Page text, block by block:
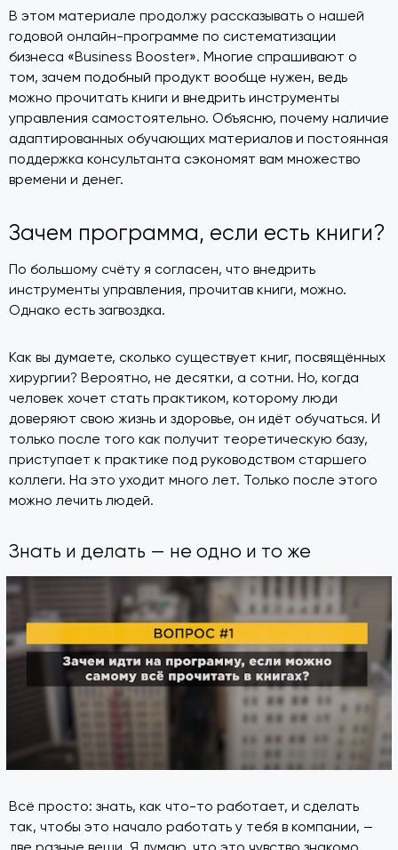
В этом материале продолжу рассказывать о нашей
годовой онлайн-программе по систематизации
бизнеса «Business Booster». Многие спрашивают о
том, зачем подобный продукт вообще нужен, ведь
можно прочитать книги и внедрить инструменты
управления самостоятельно. Объясню, почему наличие
адаптированных обучающих материалов и постоянная
поддержка консультанта сэкономят вам множество
времени и денег.
Зачем программа, если есть книги?
По большому счёту я согласен, что внедрить
инструменты управления, прочитав книги, можно.
Однако есть загвоздка.
Как вы думаете, сколько существует книг, посвящённых
хирургии? Вероятно, не десятки, а сотни. Но, когда
человек хочет стать практиком, которому люди
доверяют свою жизнь и здоровье, он идёт обучаться. И
только после того как получит теоретическую базу,
приступает к практике под руководством старшего
коллеги. На это уходит много лет. Только после этого
можно лечить людей.
Знать и делать — не одно и то же
Всё просто: знать, как что-то работает, и сделать
так, чтобы это начало работать у тебя в компании, —